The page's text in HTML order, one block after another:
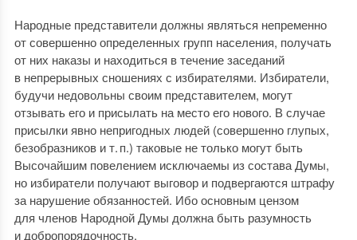
Народные представители должны являться непременно
от совершенно определенных групп населения, получать
от них наказы и находиться в течение заседаний
в непрерывных сношениях с избирателями. Избиратели,
будучи недовольны своим представителем, могут
отзывать его и присылать на место его нового. В случае
присылки явно непригодных людей (совершенно глупых,
безобразников и т. п.) таковые не только могут быть
Высочайшим повелением исключаемы из состава Думы,
но избиратели получают выговор и подвергаются штрафу
за нарушение обязанностей. Ибо основным цензом
для членов Народной Думы должна быть разумность
и добропорядочность.